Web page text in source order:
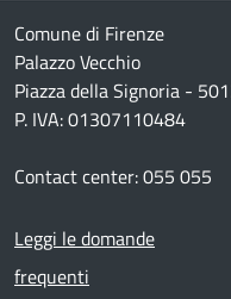
Comune di Firenze
Palazzo Vecchio
Piazza della Signoria -
P. IVA: 01307110484
Contact center: 055 055
Footer menu
Leggi le domande
frequenti